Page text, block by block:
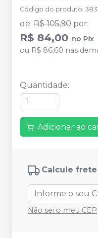
Código do produto:
de: R$ 105,90 por:
R$ 84,00 no Pix
ou R$ 86,60 nas
Quantidade:
Adicionar ao
Calcule
Não sei o meu CEP